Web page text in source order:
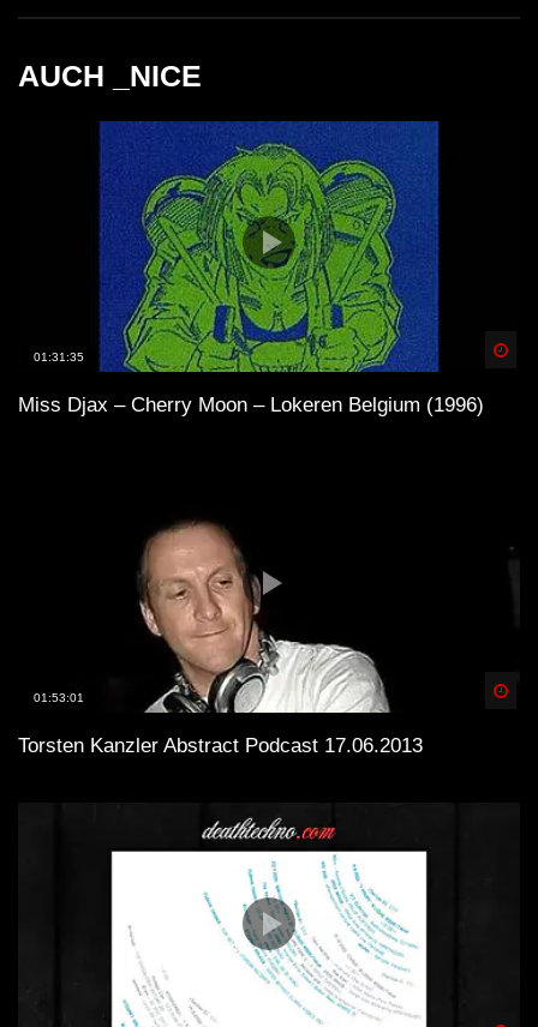
AUCH _NICE
01:31:35
Miss Djax – Cherry Moon – Lokeren Belgium (1996)
01:53:01
Torsten Kanzler Abstract Podcast 17.06.2013